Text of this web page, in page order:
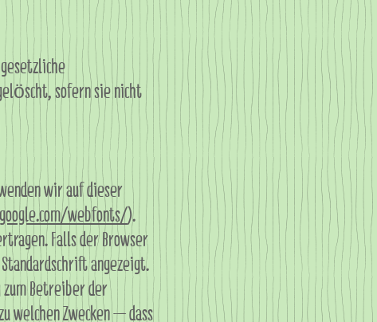
sofern sie nicht
wir auf dieser
webfonts/).
Falls der Browser
angezeigt.
Betreiber der
welchen Zwecken – dass